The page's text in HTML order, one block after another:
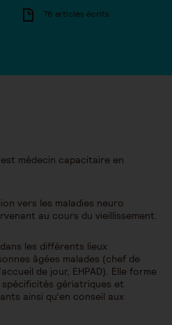
76 articles écrits
médecin capacitaire en
vers les maladies neuro
au cours du vieillissement.
les différents lieux
âgées malades (chef de
de jour, EHPAD). Elle forme
gériatriques et
ainsi qu’en conseil aux